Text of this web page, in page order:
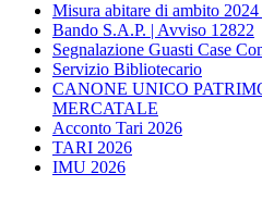
Misura abitare di ambito
Bando S.A.P. | Avviso 12822
Segnalazione Guasti Case
Servizio Bibliotecario
CANONE UNICO
MERCATALE
Acconto Tari 2026
TARI 2026
IMU 2026